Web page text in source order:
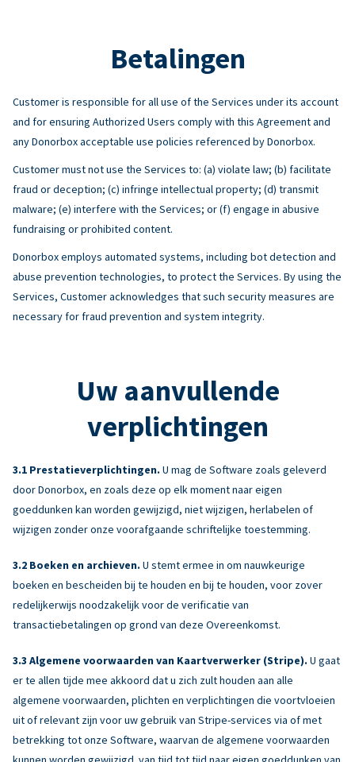
Betalingen
Customer is responsible for all use of the Services under its account
and for ensuring Authorized Users comply with this Agreement and
any Donorbox acceptable use policies referenced by Donorbox.
Customer must not use the Services to: (a) violate law; (b) facilitate
fraud or deception; (c) infringe intellectual property; (d) transmit
malware; (e) interfere with the Services; or (f) engage in abusive
fundraising or prohibited content.
Donorbox employs automated systems, including bot detection and
abuse prevention technologies, to protect the Services. By using the
Services, Customer acknowledges that such security measures are
necessary for fraud prevention and system integrity.
Uw aanvullende
verplichtingen
Prestatieverplichtingen. U mag de Software zoals geleverd
door Donorbox, en zoals deze op elk moment naar eigen
goeddunken kan worden gewijzigd, niet wijzigen, herlabelen of
wijzigen zonder onze voorafgaande schriftelijke toestemming.
Boeken en archieven. U stemt ermee in om nauwkeurige
boeken en bescheiden bij te houden en bij te houden, voor zover
redelijkerwijs noodzakelijk voor de verificatie van
transactiebetalingen op grond van deze Overeenkomst.
Algemene voorwaarden van Kaartverwerker (Stripe). U gaat
er te allen tijde mee akkoord dat u zich zult houden aan alle
algemene voorwaarden, plichten en verplichtingen die voortvloeien
uit of relevant zijn voor uw gebruik van Stripe-services via of met
betrekking tot onze Software, waarvan de algemene voorwaarden